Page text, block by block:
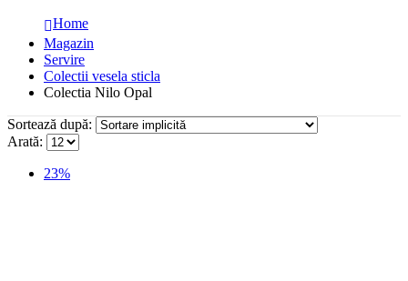
Home
Magazin
Servire
Colectii vesela sticla
Colectia Nilo Opal
Sortează după:
Arată:
23%